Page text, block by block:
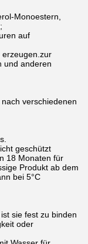
Monoestern,
auf
erzeugen.zur
und anderen
verschiedenen
geschützt
18 Monaten für
Produkt ab dem
bei 5°C
sie fest zu binden
oder